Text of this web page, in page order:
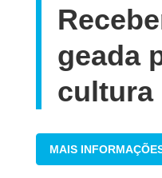
geada
cultura
MAIS